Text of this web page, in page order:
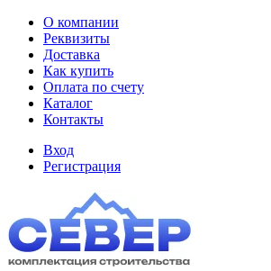
О компании
Реквизиты
Доставка
Как купить
Оплата по счету
Каталог
Контакты
Вход
Регистрация